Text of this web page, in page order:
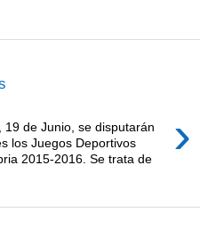
›
19 de Junio, se disputarán
los Juegos Deportivos
2015-2016. Se trata de